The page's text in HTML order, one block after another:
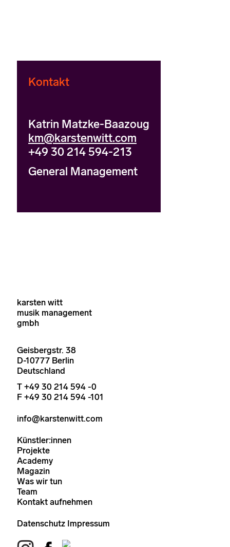
Kontakt
Katrin Matzke-Baazoug
km@karstenwitt.com
+49 30 214 594-213
General Management
karsten witt
musik management
gmbh
Geisbergstr. 38
D-10777 Berlin
Deutschland
T +49 30 214 594 -0
F +49 30 214 594 -101
info@karstenwitt.com
Künstler:innen
Projekte
Academy
Magazin
Was wir tun
Team
Kontakt aufnehmen
Datenschutz Impressum